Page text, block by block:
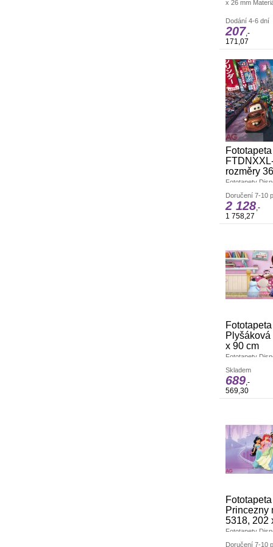
x 26 mm
Dodání 4-6 dní
207,-
171,07
rozměry
Fototapety
Vyrobeno v
cm.
čtyřech
Lepidlem se
Doručení 7-10
2 128,-
1 758,27
x 90 cm
Fototapety
Vyrobeno v
Jednoduché
Lepidlo je
natírá pouze
Skladem
689,-
569,30
Princezny
5318, 202
Fototapety
Doručení 7-10